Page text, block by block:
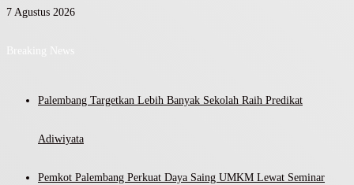
7 Agustus 2026
Breaking News
Palembang Targetkan Lebih Banyak Sekolah Raih Predikat
Adiwiyata
Pemkot Palembang Perkuat Daya Saing UMKM Lewat Seminar